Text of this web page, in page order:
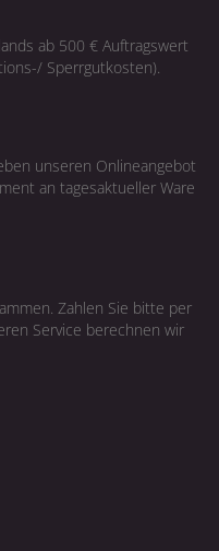
ab 500 € Auftragswert
Sperrgutkosten).
unseren Onlineangebot
an tagesaktueller Ware
Zahlen Sie bitte per
Service berechnen wir